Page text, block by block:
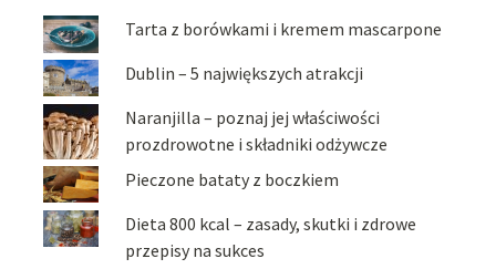
Tarta z borówkami i kremem mascarpone
Dublin – 5 największych atrakcji
Naranjilla – poznaj jej właściwości
prozdrowotne i składniki odżywcze
Pieczone bataty z boczkiem
Dieta 800 kcal – zasady, skutki i zdrowe
przepisy na sukces